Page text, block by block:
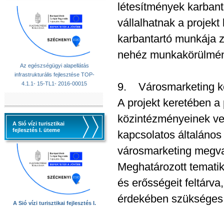
Az egészségügyi alapellátás
infrastrukturális fejlesztése TOP-
4.1.1- 15-TL1- 2016-00015
A Sió vízi turisztikai
fejlesztés I. üteme
A Sió vízi turisztikai fejlesztés I.
létesítmények
vállalhatnak a projekt
karbantartó munkája
nehéz
9. Városmarketing
A projekt keretében
közintézményeinek
kapcsolatos
városmarketing
Meghatározott
és erősségeit
érdekében